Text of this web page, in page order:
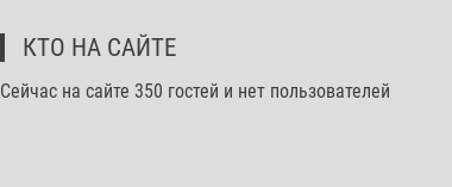
КТО НА САЙТЕ
Сейчас на сайте 350 гостей и нет пользователей